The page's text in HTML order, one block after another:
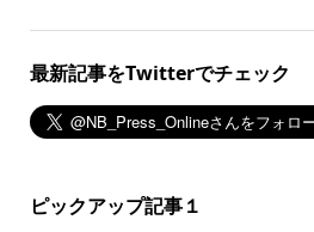
最新記事をTwitterでチェック
ピックアップ記事１